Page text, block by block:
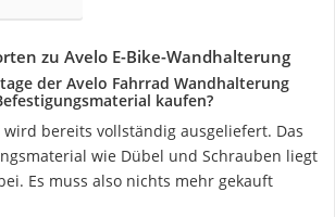
zu Avelo E-Bike-Wandhalterung
der Avelo Fahrrad Wandhalterung
kaufen?
bereits vollständig ausgeliefert. Das
wie Dübel und Schrauben liegt
Es muss also nichts mehr gekauft